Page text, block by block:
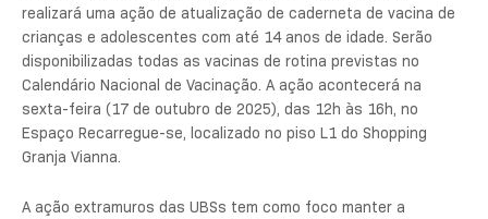
realizará uma ação de atualização de caderneta de vacina de
crianças e adolescentes com até 14 anos de idade. Serão
disponibilizadas todas as vacinas de rotina previstas no
Calendário Nacional de Vacinação. A ação acontecerá na
sexta-feira (17 de outubro de 2025), das 12h às 16h, no
Espaço Recarregue-se, localizado no piso L1 do Shopping
Granja Vianna.
A ação extramuros das UBSs tem como foco manter a